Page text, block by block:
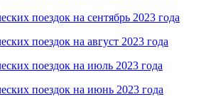
поездок на сентябрь 2023 года
поездок на август 2023 года
поездок на июль 2023 года
поездок на июнь 2023 года